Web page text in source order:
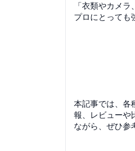
「衣類やカメ
プロにとっても
本記事では、各
報、レビューや
ながら、ぜひ参